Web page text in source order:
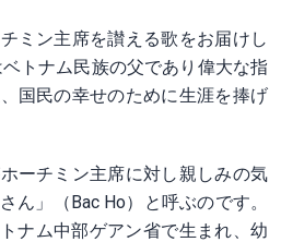
ミン主席を讃える歌をお届けし
トナム民族の父であり偉大な指
国民の幸せのために生涯を捧げ
ーチミン主席に対し親しみの気
ん」（Bac Ho）と呼ぶのです。
ナム中部ゲアン省で生まれ、幼